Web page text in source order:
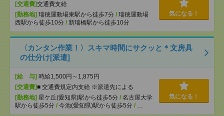
[交通費]交通費支給
[勤務地] 瑞穂運動場東駅から徒歩7分 / 瑞穂運動場
西駅から徒歩10分 / 新瑞橋駅から徒歩10分
気になる！
〈カンタン作業！〉スキマ時間にサクッと＊文房具
の仕分け[派遣]
[給 与] 時給1,500円～1,875円
[交通費]■ 交通費規定内支給 ※派遣先による
[勤務地] 星ケ丘(愛知県)駅から徒歩5分 / 名古屋大学
駅から徒歩5分 / 今池(愛知県)駅から徒歩5分 / …
気になる！